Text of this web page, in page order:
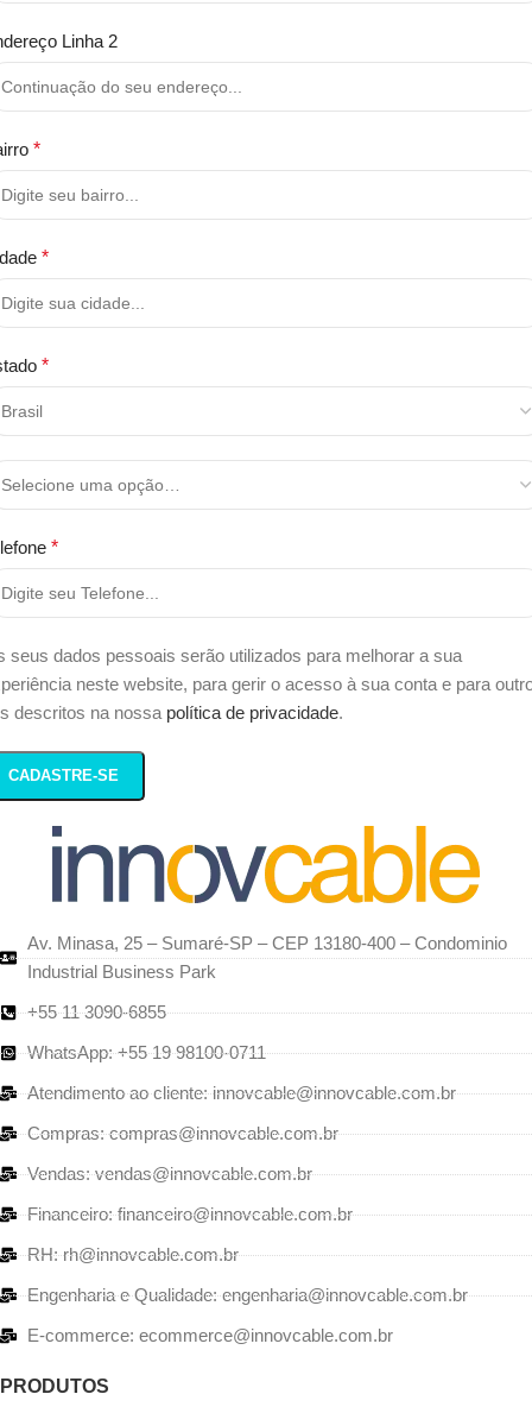
Linha 2
*
*
*
*
seus dados pessoais serão utilizados para melhorar a sua
neste website, para gerir o acesso à sua conta e para
descritos na nossa política de privacidade.
CADASTRE-SE
Av. Minasa, 25 – Sumaré-SP – CEP 13180-400 – Condominio
Industrial Business Park
+55 11 3090-6855
WhatsApp: +55 19 98100-0711
Atendimento ao cliente: innovcable@innovcable.com.br
Compras: compras@innovcable.com.br
Vendas: vendas@innovcable.com.br
Financeiro: financeiro@innovcable.com.br
RH: rh@innovcable.com.br
Engenharia e Qualidade: engenharia@innovcable.com.br
E-commerce: ecommerce@innovcable.com.br
PRODUTOS